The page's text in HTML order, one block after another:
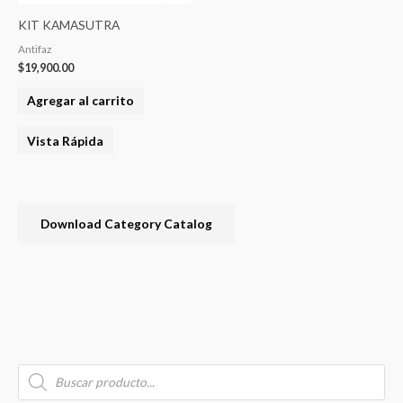
P
KIT KAMASUTRA
Antifaz
$19,900.00
Agregar al carrito
Vista Rápida
Download Category Catalog